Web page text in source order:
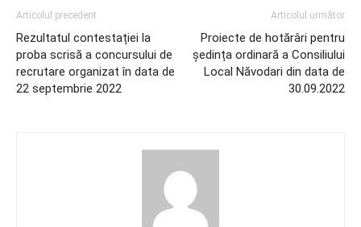
Articolul precedent
Rezultatul contestației la
proba scrisă a concursului de
recrutare organizat în data de
22 septembrie 2022
Articolul următor
Proiecte de hotărâri pentru
ședința ordinară a Consiliului
Local Năvodari din data de
30.09.2022